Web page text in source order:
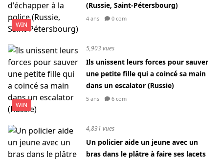
WIN
(Russie, Saint-Pétersbourg)
4 ans 0 com
WIN
5,903 vues
Ils unissent leurs forces pour sauver
une petite fille qui a coincé sa main
dans un escalator (Russie)
5 ans 6 com
4,831 vues
Un policier aide un jeune avec un
bras dans le plâtre à faire ses lacets